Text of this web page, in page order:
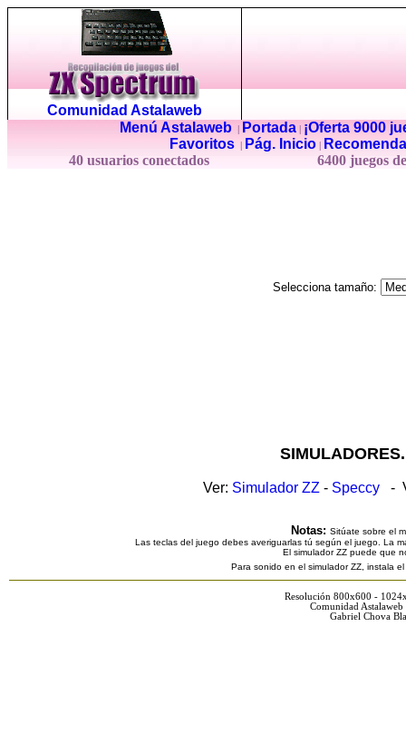
Comunidad Astalaweb
Menú Astalaweb| Portada|
¡Oferta 9000
Favoritos
Pág. Inicio
40 usuarios conectados
6400 juegos
Selecciona tamaño:
Ver: Simulador ZZ - Speccy -
Notas: Sitúate sobre el
Las teclas del juego debes averiguarlas tú según el juego. La
El simulador ZZ puede que
Para sonido en el simulador ZZ, instala
Resolución 800x600 -
Comunidad
Gabriel Chova